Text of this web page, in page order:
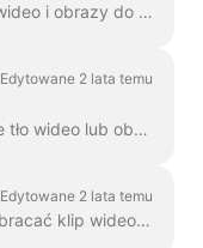
Możesz przesyłać własne klipy wideo i obrazy do Wave.video i tworzyć z nich filmy. Możesz mieszać i dopasowywać własne pliki multimedialne z tymi, które ...
Edytowane 2 lata temu
Wyobraź sobie: wybrałeś idealne tło wideo lub obrazu w Wave.video, dodałeś do niego swój tekst i logo... a potem zdałeś sobie sprawę, że chcesz zmienić media...
Edytowane 2 lata temu
W aplikacji Wave.video można obracać klip wideo lub obraz. Aby obrócić klip wideo/obraz, przejdź do kroku "Edytuj" i wybierz opcję ...